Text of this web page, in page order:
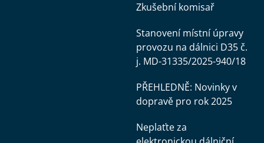
Zkušební komisař
Stanovení místní úpravy
provozu na dálnici D35 č.
j. MD-31335/2025-940/18
PŘEHLEDNĚ: Novinky v
dopravě pro rok 2025
Neplaťte za